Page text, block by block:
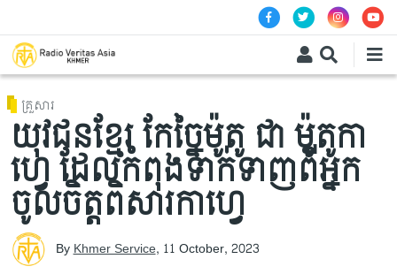
គ្រួសារ
យុវជនខ្មែរ កែច្នៃម៉ូតូ ជា ម៉ូតូកា
ហ្វេ ដែល​កំពុងទាក់ទាញពី​អ្នក​
ចូលចិត្ត​ពិសារកាហ្វេ​
ByKhmer Service, 11 October, 2023